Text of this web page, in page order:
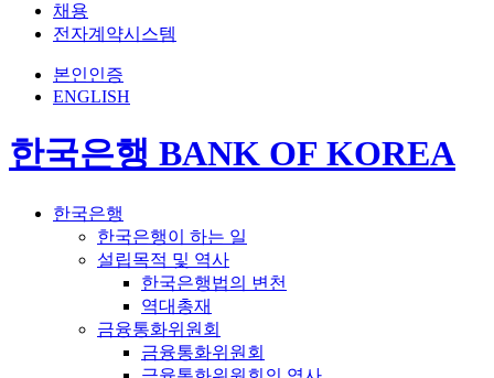
채용
전자계약시스템
본인인증
ENGLISH
한국은행 BANK OF KOREA
한국은행
한국은행이 하는 일
설립목적 및 역사
한국은행법의 변천
역대총재
금융통화위원회
금융통화위원회